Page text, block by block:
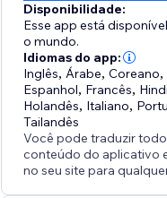
Disponibilidade:
Esse app está
o mundo.
Idiomas do app:
Inglês, Árabe,Coreano,
Espanhol, Francês, Hindi
Holandês, Italiano,
Tailandês
Você pode traduzir
conteúdo do aplicativo
no seu site para